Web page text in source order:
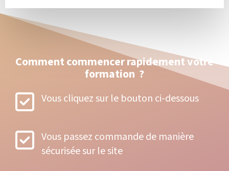
Comment commencer rapidement votre
formation ?
Vous cliquez sur le bouton ci-dessous
Vous passez commande de manière
sécurisée sur le site